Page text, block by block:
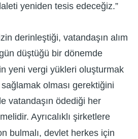
yeniden tesis edeceğiz.”
derinleştiği, vatandaşın alım
düştüğü bir dönemde
yeni vergi yükleri oluşturmak
olması gerektiğini
vatandaşın ödediği her
Ayrıcalıklı şirketlere
bulmalı, devlet herkes için